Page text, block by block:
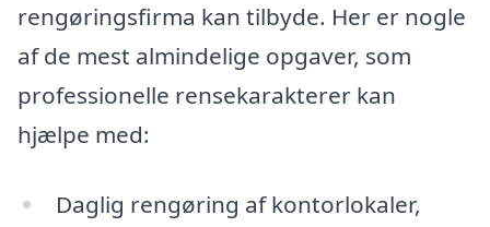
rengøringsfirma kan tilbyde. Her er nogle
af de mest almindelige opgaver, som
professionelle rensekarakterer kan
hjælpe med:
Daglig rengøring af kontorlokaler,